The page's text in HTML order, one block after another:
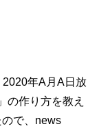
2020年A月A日放
の作り方を教え
で、news